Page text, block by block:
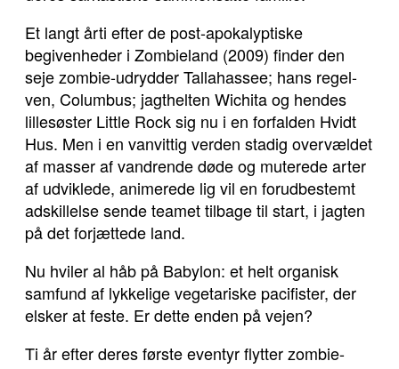
Et langt årti efter de post-apokalyptiske
begivenheder i Zombieland (2009) finder den
seje zombie-udrydder Tallahassee; hans regel-
ven, Columbus; jagthelten Wichita og hendes
lillesøster Little Rock sig nu i en forfalden Hvidt
Hus. Men i en vanvittig verden stadig overvældet
af masser af vandrende døde og muterede arter
af udviklede, animerede lig vil en forudbestemt
adskillelse sende teamet tilbage til start, i jagten
på det forjættede land.
Nu hviler al håb på Babylon: et helt organisk
samfund af lykkelige vegetariske pacifister, der
elsker at feste. Er dette enden på vejen?
Ti år efter deres første eventyr flytter zombie-